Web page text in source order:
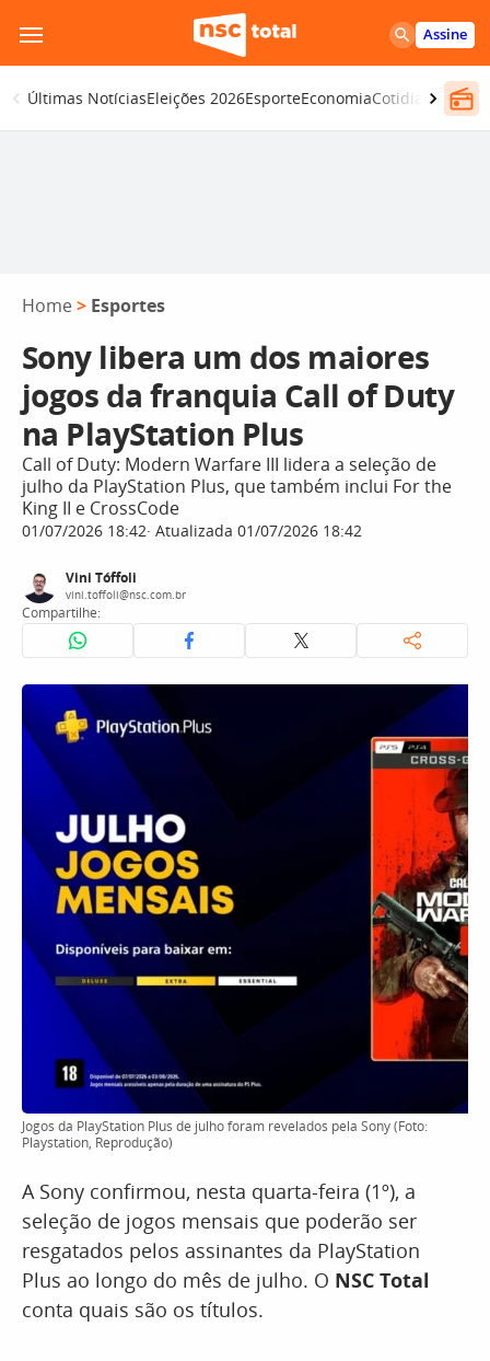
para
o
conteúdo
Assine
Últimas NotíciasEleições 2026EsporteEconomiaCotidiano
Home > Esportes
Sony libera um dos maiores
jogos da franquia Call of Duty
na PlayStation Plus
Call of Duty: Modern Warfare III lidera a seleção de
julho da PlayStation Plus, que também inclui For the
King II e CrossCode
01/07/2026 18:42 Atualizada 01/07/2026 18:42
Vini Tóffoli
vini.toffoli@nsc.com.br
Compartilhe:
Jogos da PlayStation Plus de julho foram revelados pela Sony (Foto:
Playstation, Reprodução)
A Sony confirmou, nesta quarta-feira (1º), a
seleção de jogos mensais que poderão ser
resgatados pelos assinantes da PlayStation
Plus ao longo do mês de julho. O NSC Total
conta quais são os títulos.